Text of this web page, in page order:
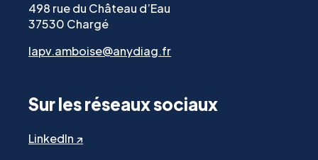
498 rue du Château d’Eau
37530 Chargé
lapv.amboise@anydiag.fr
Sur les réseaux sociaux
LinkedIn ↗